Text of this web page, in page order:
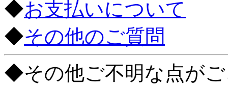
◆お支払いについて
◆その他のご質問
◆その他ご不明な点が